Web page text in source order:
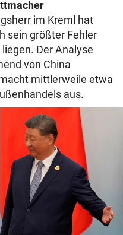
im Kreml hat
sein größter Fehler
Der Analyse
von China
mittlerweile etwa
aus.